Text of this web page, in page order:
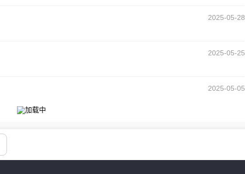
2025-05-28
2025-05-25
2025-05-05